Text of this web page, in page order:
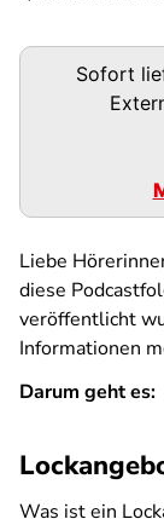
Podigee-Sofort
Liebe
diese
veröffentlicht
Informationen
Darum geht es:
Was ist ein